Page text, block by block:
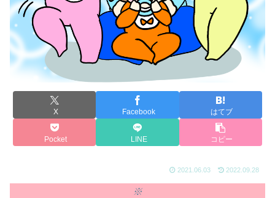
X Facebook はてブ
Pocket LINE コピー
2021.06.03 2022.09.28
※